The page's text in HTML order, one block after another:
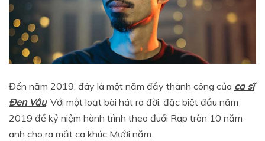
Đến năm 2019, đây là một năm đầy thành công của ca sĩ
Đen Vâu. Với một loạt bài hát ra đời, đặc biệt đầu năm
2019 để kỷ niệm hành trình theo đuổi Rap tròn 10 năm
anh cho ra mắt ca khúc Mười năm.